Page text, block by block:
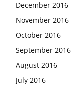
December 2016
November 2016
October 2016
September 2016
August 2016
July 2016